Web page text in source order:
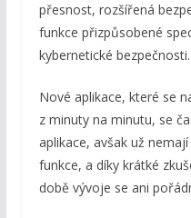
přesnost, rozšířená
funkce přizpůsobené
kybernetické bezpečnosti.
Nové aplikace, které se
z minuty na minutu, se
aplikace, avšak už
funkce, a díky krátké
době vývoje se ani